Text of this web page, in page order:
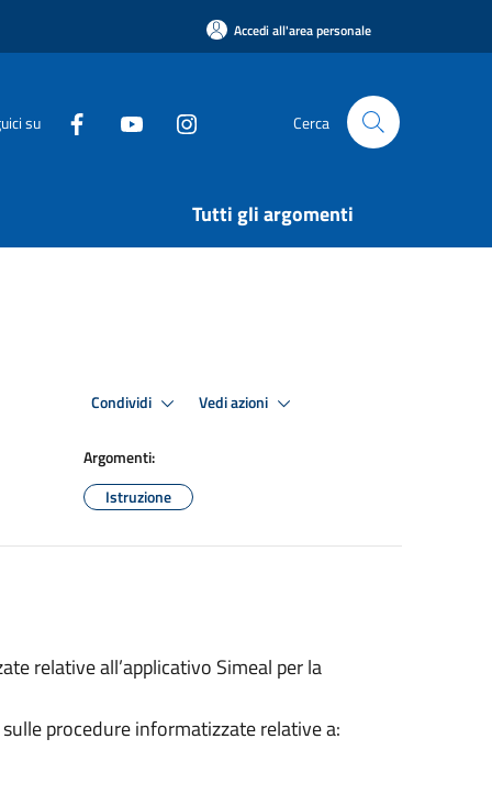
Accedi all'area personale
su Cerca
Tutti gli argomenti
Condividi Vedi azioni
Argomenti:
Istruzione
relative all’applicativo Simeal per la
procedure informatizzate relative a: